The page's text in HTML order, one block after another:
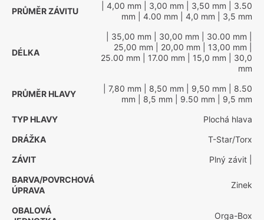
PRŮMĚR ZÁVITU
| 4,00 mm | 3,00 mm | 3,50 mm | 3.50
mm | 4.00 mm | 4,0 mm | 3,5 mm
DÉLKA
| 35,00 mm | 30,00 mm | 30.00 mm
25,00 mm | 20,00 mm | 13,00 mm
25.00 mm | 17.00 mm | 15,0 mm | 30,0
mm
PRŮMĚR HLAVY
| 7,80 mm | 8,50 mm | 9,50 mm | 8.50
mm | 8,5 mm | 9.50 mm | 9,5 mm
TYP HLAVY
Plochá hlava
DRÁŽKA
T-Star/Torx
ZÁVIT
Plný závit
BARVA/POVRCHOVÁ
ÚPRAVA
Zinek
OBALOVÁ
Orga-Box